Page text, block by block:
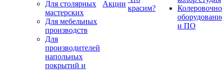
Для столярных
мастерских
Для мебельных
производств
Для
производителей
напольных
покрытий и
Акции
красим?
и ПО